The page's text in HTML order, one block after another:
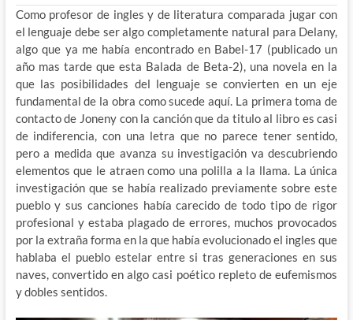
Como profesor de ingles y de literatura comparada jugar con
el lenguaje debe ser algo completamente natural para Delany,
algo que ya me había encontrado en Babel-17 (publicado un
año mas tarde que esta Balada de Beta-2), una novela en la
que las posibilidades del lenguaje se convierten en un eje
fundamental de la obra como sucede aquí. La primera toma de
contacto de Joneny con la canción que da titulo al libro es casi
de indiferencia, con una letra que no parece tener sentido,
pero a medida que avanza su investigación va descubriendo
elementos que le atraen como una polilla a la llama. La única
investigación que se había realizado previamente sobre este
pueblo y sus canciones había carecido de todo tipo de rigor
profesional y estaba plagado de errores, muchos provocados
por la extraña forma en la que había evolucionado el ingles que
hablaba el pueblo estelar entre si tras generaciones en sus
naves, convertido en algo casi poético repleto de eufemismos
y dobles sentidos.